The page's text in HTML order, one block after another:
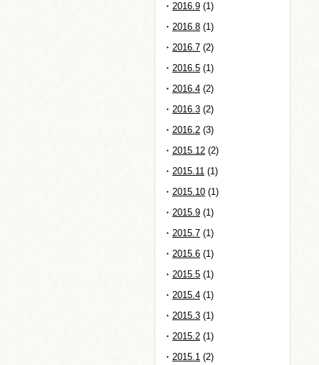
2016.9 (1)
2016.8 (1)
2016.7 (2)
2016.5 (1)
2016.4 (2)
2016.3 (2)
2016.2 (3)
2015.12 (2)
2015.11 (1)
2015.10 (1)
2015.9 (1)
2015.7 (1)
2015.6 (1)
2015.5 (1)
2015.4 (1)
2015.3 (1)
2015.2 (1)
2015.1 (2)